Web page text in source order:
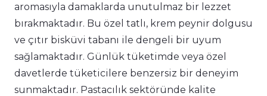
aromasıyla damaklarda unutulmaz bir lezzet
bırakmaktadır. Bu özel tatlı, krem peynir dolgusu
ve çıtır bisküvi tabanı ile dengeli bir uyum
sağlamaktadır. Günlük tüketimde veya özel
davetlerde tüketicilere benzersiz bir deneyim
sunmaktadır. Pastacılık sektöründe kalite